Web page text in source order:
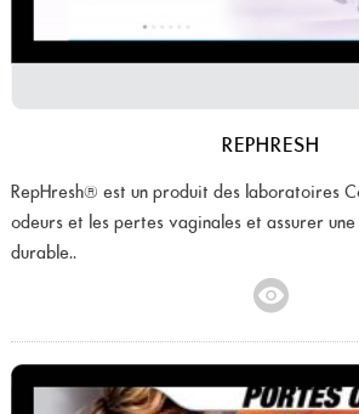
REPHRESH
RepHresh® est un produit des laboratoires
odeurs et les pertes vaginales et assurer
durable..